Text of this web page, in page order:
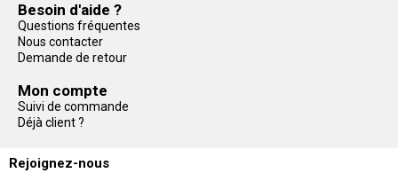
Besoin d'aide ?
Questions fréquentes
Nous contacter
Demande de retour
Mon compte
Suivi de commande
Déjà client ?
Rejoignez-nous